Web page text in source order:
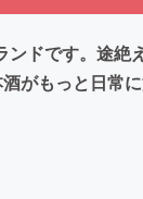
ドです。途絶
がもっと日常に